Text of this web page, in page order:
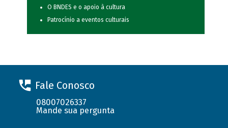
O BNDES e o apoio à cultura
Patrocínio a eventos culturais
Fale Conosco
08007026337
Mande sua pergunta